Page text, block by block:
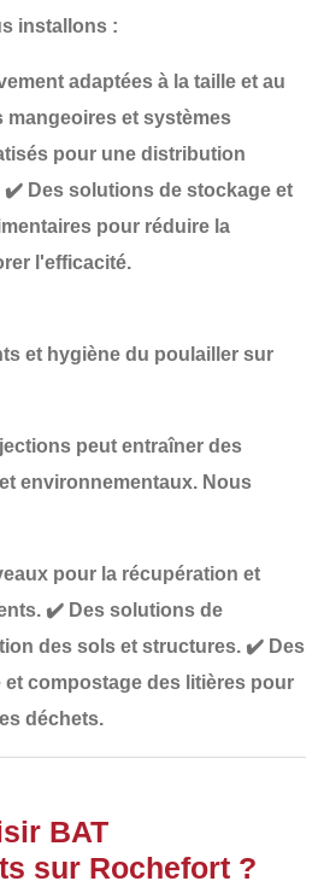
installons :
adaptées à la taille et au
mangeoires et systèmes
pour une distribution
✔️ Des solutions de stockage et
pour réduire la
l'efficacité.
et hygiène du poulailler sur
peut entraîner des
environnementaux. Nous
pour la récupération et
. ✔️ Des solutions de
des sols et structures. ✔️ Des
compostage des litières pour
déchets.
BAT
sur Rochefort ?